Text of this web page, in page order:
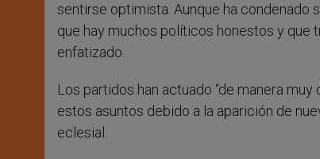
sentirse optimista. Aunque ha
que hay muchos políticos honestos y que
enfatizado.
Los partidos han actuado “de manera
estos asuntos debido a la aparición de
eclesial.